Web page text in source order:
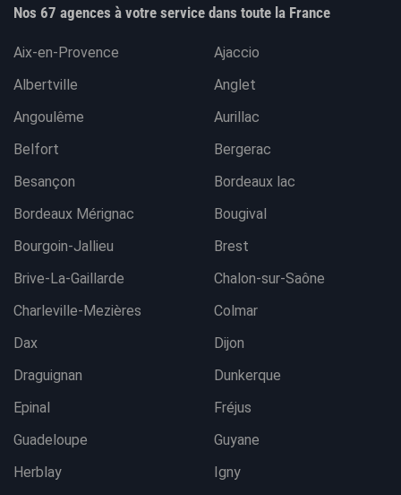
Nos 67 agences à votre service dans toute la France
Aix-en-Provence
Ajaccio
Albertville
Anglet
Angoulême
Aurillac
Belfort
Bergerac
Besançon
Bordeaux lac
Bordeaux Mérignac
Bougival
Bourgoin-Jallieu
Brest
Brive-La-Gaillarde
Chalon-sur-Saône
Charleville-Mezières
Colmar
Dax
Dijon
Draguignan
Dunkerque
Epinal
Fréjus
Guadeloupe
Guyane
Herblay
Igny